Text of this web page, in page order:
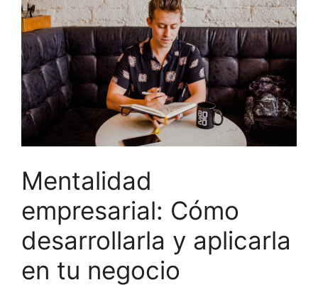
Mentalidad
empresarial: Cómo
desarrollarla y aplicarla
en tu negocio